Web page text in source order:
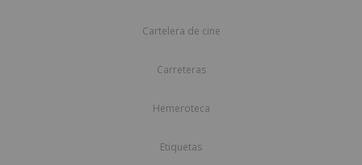
Cartelera de cine
Carreteras
Hemeroteca
Etiquetas